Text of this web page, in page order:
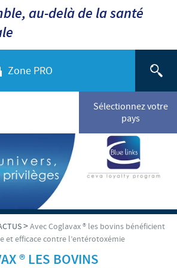
au-delà de la santé
Zone PRO
Sélectionnez votre
pays
NOUS?
Tunisie
ET MÉDIA
>Avec Coglavax ® les bovins bénéficient
efficace contre l’entérotoxémie
® LES BOVINS